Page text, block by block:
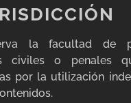
la facultad de
civiles o penales
por la utilización